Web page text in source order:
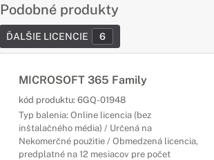
Podobné produkty
ĎALŠIE LICENCIE 6
MICROSOFT 365 Family
kód produktu: 6GQ-01948
Typ balenia: Online licencia (bez
inštalačného média) / Určená na
Nekomerčné použitie / Obmedzená licencia,
predplatné na 12 mesiacov pre počet